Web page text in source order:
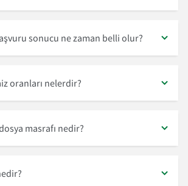
sonucu ne zaman belli olur?
oranları nelerdir?
masrafı nedir?